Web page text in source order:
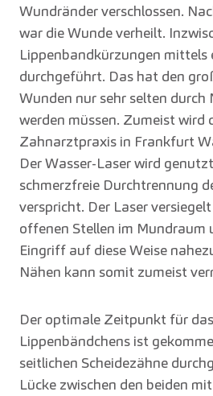
Wundränder verschlossen.
war die Wunde verheilt.
Lippenbandkürzungen mittels
durchgeführt. Das hat den
Wunden nur sehr selten durch
werden müssen. Zumeist wird
Zahnarztpraxis in Frankfurt
Der Wasser-Laser wird
schmerzfreie Durchtrennung
verspricht. Der Laser
offenen Stellen im Mundraum
Eingriff auf diese Weise
Nähen kann somit zumeist
Der optimale Zeitpunkt für
Lippenbändchens ist
seitlichen Scheidezähne
Lücke zwischen den beiden